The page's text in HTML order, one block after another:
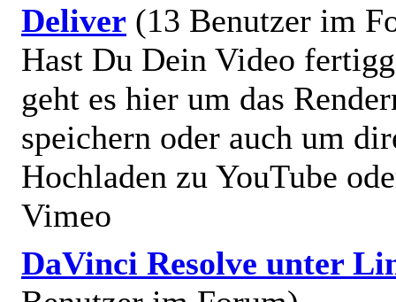
Deliver (13 Benutzer im
Hast Du Dein Video
geht es hier um das
speichern oder auch um
Hochladen zu YouTube
Vimeo
DaVinci Resolve unter